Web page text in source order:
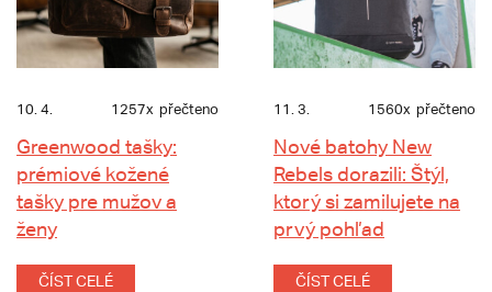
10. 4. 1257x přečteno
Greenwood tašky:
prémiové kožené
tašky pre mužov a
ženy
ČÍST CELÉ
11. 3. 1560x přečteno
Nové batohy New
Rebels dorazili: Štýl,
ktorý si zamilujete na
prvý pohľad
ČÍST CELÉ